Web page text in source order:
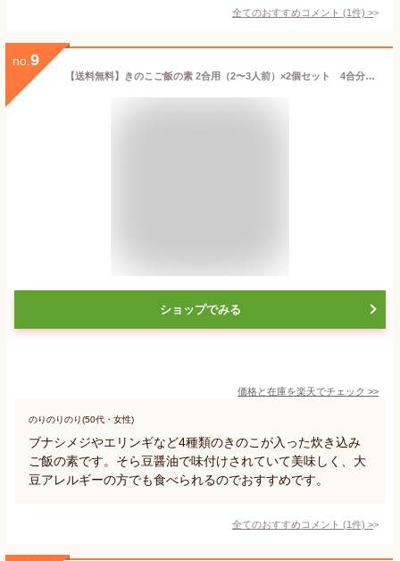
全てのおすすめコメント (1件) >
no. 9
【送料無料】きのこご飯の素 2合用（2〜3人前）×2個セット 4合分 【 小豆島 宝食品 炊き込みご飯 釜飯 釜めし 景品 賞品 イベント 】【おうちごはん】
ショップでみる
価格と在庫を楽天でチェック >>
のりのりのり(50代・女性)
ブナシメジやエリンギなど4種類のきのこが入った炊き込み
ご飯の素です。そら豆醤油で味付けされていて美味しく、大
豆アレルギーの方でも食べられるのでおすすめです。
全てのおすすめコメント (1件) >